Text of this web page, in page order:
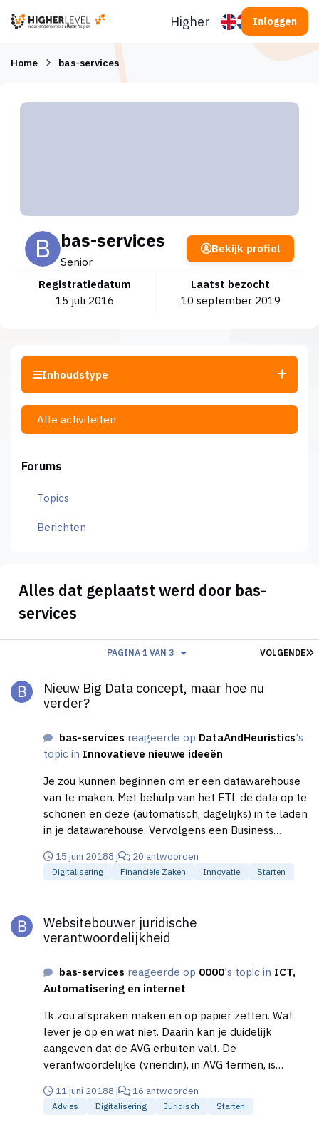
Higherlevel Inloggen
Home bas-services
bas-services
Senior
Registratiedatum
15 juli 2016
Laatst bezocht
10 september 2019
Bekijk profiel
Inhoudstype
Alle activiteiten
Forums
Topics
Berichten
Alles dat geplaatst werd door bas-
services
VOLGENDE
PAGINA 1 VAN 3
Nieuw Big Data concept, maar hoe nu
verder?
bas-services reageerde op DataAndHeuristics's
topic in Innovatieve nieuwe ideeën
Je zou kunnen beginnen om er een datawarehouse
van te maken. Met behulp van het ETL de data op te
schonen en deze (automatisch, dagelijks) in te laden
in je datawarehouse. Vervolgens een Business
PowerBI om je data te kunnen analyseren en te
visualiseren. Zoiets zou geen €100k moeten kosten
Nieuwsgierige vraag van mijn kant: over hoeveel
rows/GB data praten we?
15 juni 20188 j 20 antwoorden
Digitalisering Financiële Zaken Innovatie Starten
Websitebouwer juridische
verantwoordelijkheid
bas-services reageerde op 0000's topic in ICT,
Automatisering en internet
Ik zou afspraken maken en op papier zetten. Wat
lever je op en wat niet. Daarin kan je duidelijk
aangeven dat de AVG erbuiten valt. De
verantwoordelijke (vriendin), in AVG termen, is
geeft aan dat de website en het domein op haar
naam staat. Gelijk een bruggetje naar je tweede
11 juni 20188 j 16 antwoorden
Advies Digitalisering Juridisch Starten